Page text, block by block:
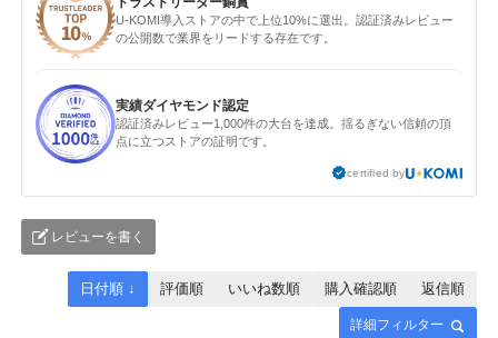
U-KOMI導入ストアの中で上位10%に選出。認証済みレビュー
の公開数で業界をリードする存在です。
実績ダイヤモンド認定
認証済みレビュー1,000件の大台を達成。揺るぎない信頼の頂
点に立つストアの証明です。
certified by
レビューを書く
詳細フィルター
日付順 ↓ 評価順 いいね数順 購入確認順 返信順